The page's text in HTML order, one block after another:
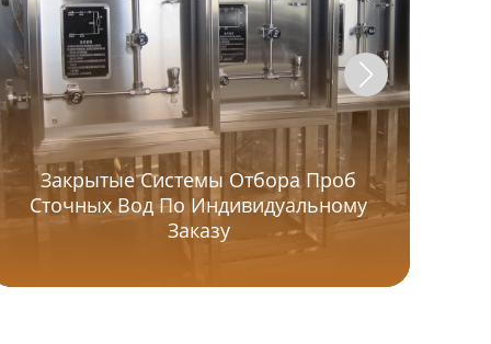
Закрытые Системы Отбора Проб
Сточных Вод По Индивидуальному
Заказу